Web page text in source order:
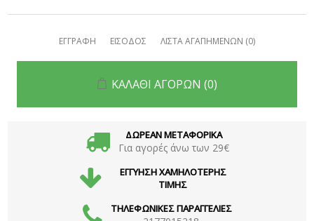
ΕΓΓΡΑΦΗ ΕΙΣΟΔΟΣ ΛΙΣΤΑ ΑΓΑΠΗΜΕΝΩΝ (0)
ΚΑΛΑΘΙ ΑΓΟΡΩΝ (0)
ΔΩΡΕΑΝ ΜΕΤΑΦΟΡΙΚΑ
Για αγορές άνω των 29€
ΕΓΓΥΗΣΗ ΧΑΜΗΛΟΤΕΡΗΣ
ΤΙΜΗΣ
ΤΗΛΕΦΩΝΙΚΕΣ ΠΑΡΑΓΓΕΛΙΕΣ